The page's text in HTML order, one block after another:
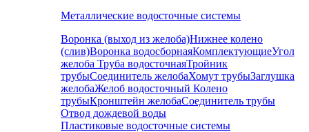
Металлические водосточные системы
Воронка (выход из желоба)Нижнее колено
(слив)Воронка водосборнаяКомплектующиеУгол
желоба Труба водосточнаяТройник
трубыСоединитель желобаХомут трубыЗаглушка
желобаЖелоб водосточный Колено
трубыКронштейн желобаСоединитель трубы
Отвод дождевой воды
Пластиковые водосточные системы